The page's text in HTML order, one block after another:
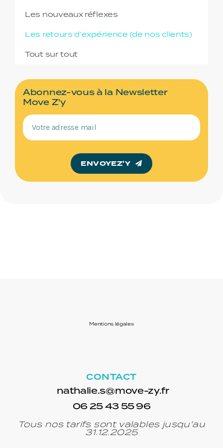
Les nouveaux réflexes
Les retours d’expérience (de nos clients)
Tout sur tout
Abonnez-vous à la Newsletter
Move Z'y
ENVOYEZ'Y
Mentions légales
CONTACT
nathalie.s@move-zy.fr
06 25 43 55 96
Tous nos tarifs sont valables jusqu'au
31.12.2025